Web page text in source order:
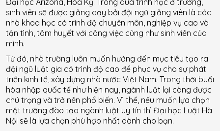
sinh viên sẽ được giảng dạy bởi đội ngũ giảng viên là các
nhà khoa học có trình độ chuyên môn, nghiệp vụ cao và
tận tình, tâm huyết với công việc cũng như sinh viên của
mình.
Từ đó, nhà trường luôn muốn hướng đến mục tiêu tạo ra
đội ngũ luật gia có trình độ cao để phục vụ cho sự phát
triển kinh tế, xây dựng nhà nước Việt Nam. Trong thời buổi
hòa nhập quốc tế như hiện nay, ngành luật lại càng được
chú trọng và trở nên phổ biến. Vì thế, nếu muốn lựa chọn
một trường đào tạo ngành luật uy tín thì Đại học Luật Hà
Nội sẽ là lựa chọn phù hợp nhất dành cho bạn.